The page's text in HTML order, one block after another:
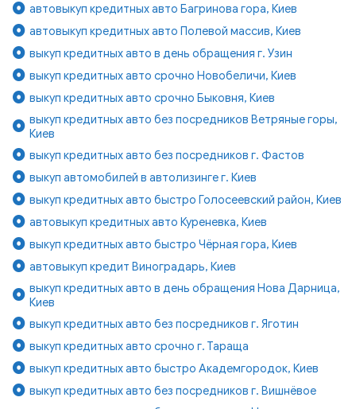
автовыкуп кредитных авто Багринова гора, Киев
автовыкуп кредитных авто Полевой массив, Киев
выкуп кредитных авто в день обращения г. Узин
выкуп кредитных авто срочно Новобеличи, Киев
выкуп кредитных авто срочно Быковня, Киев
выкуп кредитных авто без посредников Ветряные горы,
Киев
выкуп кредитных авто без посредников г. Фастов
выкуп автомобилей в автолизинге г. Киев
выкуп кредитных авто быстро Голосеевский район, Киев
автовыкуп кредитных авто Куреневка, Киев
выкуп кредитных авто быстро Чёрная гора, Киев
автовыкуп кредит Виноградарь, Киев
выкуп кредитных авто в день обращения Нова Дарница,
Киев
выкуп кредитных авто без посредников г. Яготин
выкуп кредитных авто срочно г. Тараща
выкуп кредитных авто быстро Академгородок, Киев
выкуп кредитных авто без посредников г. Вишнёвое